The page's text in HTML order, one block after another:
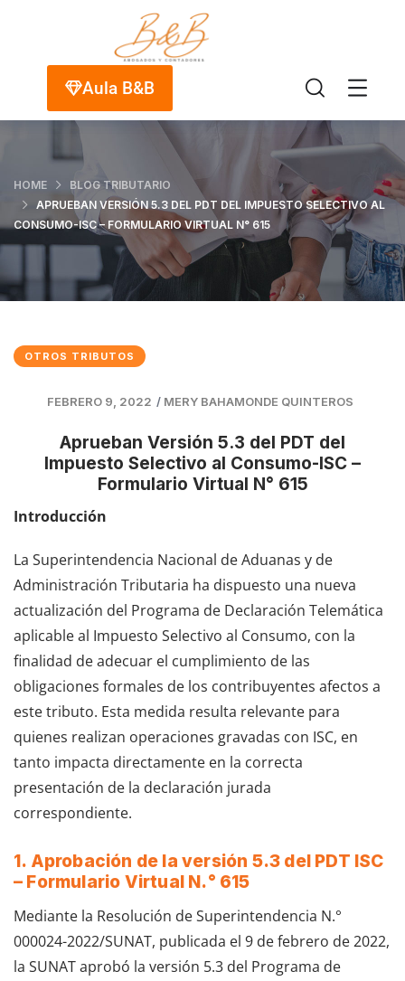
Aula B&B
HOME
BLOG TRIBUTARIO
APRUEBAN VERSIÓN 5.3 DEL PDT DEL IMPUESTO SELECTIVO AL
CONSUMO-ISC – FORMULARIO VIRTUAL N° 615
OTROS TRIBUTOS
FEBRERO 9, 2022 / MERY BAHAMONDE QUINTEROS
Aprueban Versión 5.3 del PDT del
Impuesto Selectivo al Consumo-ISC –
Formulario Virtual N° 615
Introducción
La Superintendencia Nacional de Aduanas y de
Administración Tributaria ha dispuesto una nueva
actualización del Programa de Declaración Telemática
aplicable al Impuesto Selectivo al Consumo, con la
finalidad de adecuar el cumplimiento de las
obligaciones formales de los contribuyentes afectos a
este tributo. Esta medida resulta relevante para
quienes realizan operaciones gravadas con ISC, en
tanto impacta directamente en la correcta
presentación de la declaración jurada
correspondiente.
1. Aprobación de la versión 5.3 del PDT ISC
– Formulario Virtual N.° 615
Mediante la Resolución de Superintendencia N.°
000024-2022/SUNAT, publicada el 9 de febrero de 2022,
la SUNAT aprobó la versión 5.3 del Programa de